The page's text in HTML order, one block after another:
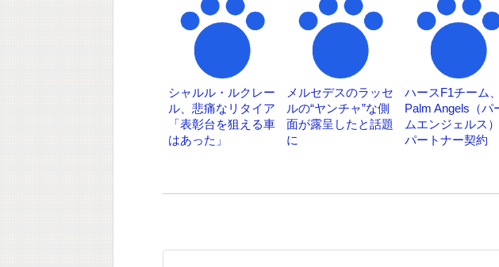
シャルル・ルクレー
ル、悲痛なリタイア
「表彰台を狙える車
はあった」
メルセデスのラッセ
ルの“ヤンチャ”な側
面が露呈したと話題
に
ハースF1チーム、
Palm Angels（パ
ムエンジェルス
パートナー契約